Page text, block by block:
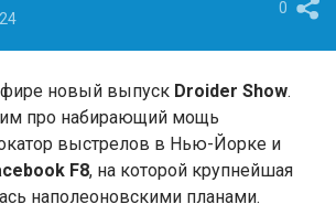
0
новый выпуск Droider Show.
про набирающий мощь
выстрелов в Нью-Йорке и
F8, на которой крупнейшая
наполеоновскими планами.